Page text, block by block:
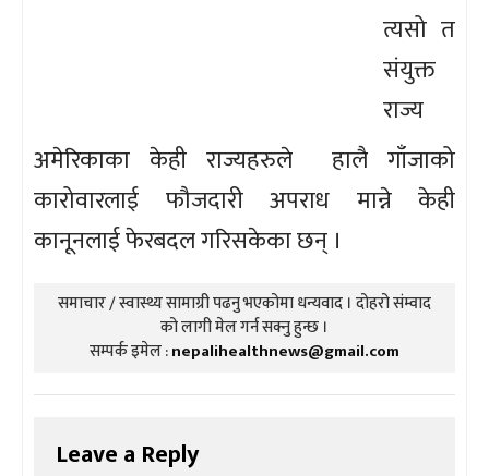
त्यसो त
संयुक्त
राज्य
अमेरिकाका केही राज्यहरुले हालै गाँजाको
कारोवारलाई फौजदारी अपराध मान्ने केही
कानूनलाई फेरबदल गरिसकेका छन् ।
समाचार / स्वास्थ्य सामाग्री पढनु भएकोमा धन्यवाद । दोहरो संम्वाद
को लागी मेल गर्न सक्नु हुन्छ ।
सम्पर्क इमेल :nepalihealthnews@gmail.com
Leave a Reply